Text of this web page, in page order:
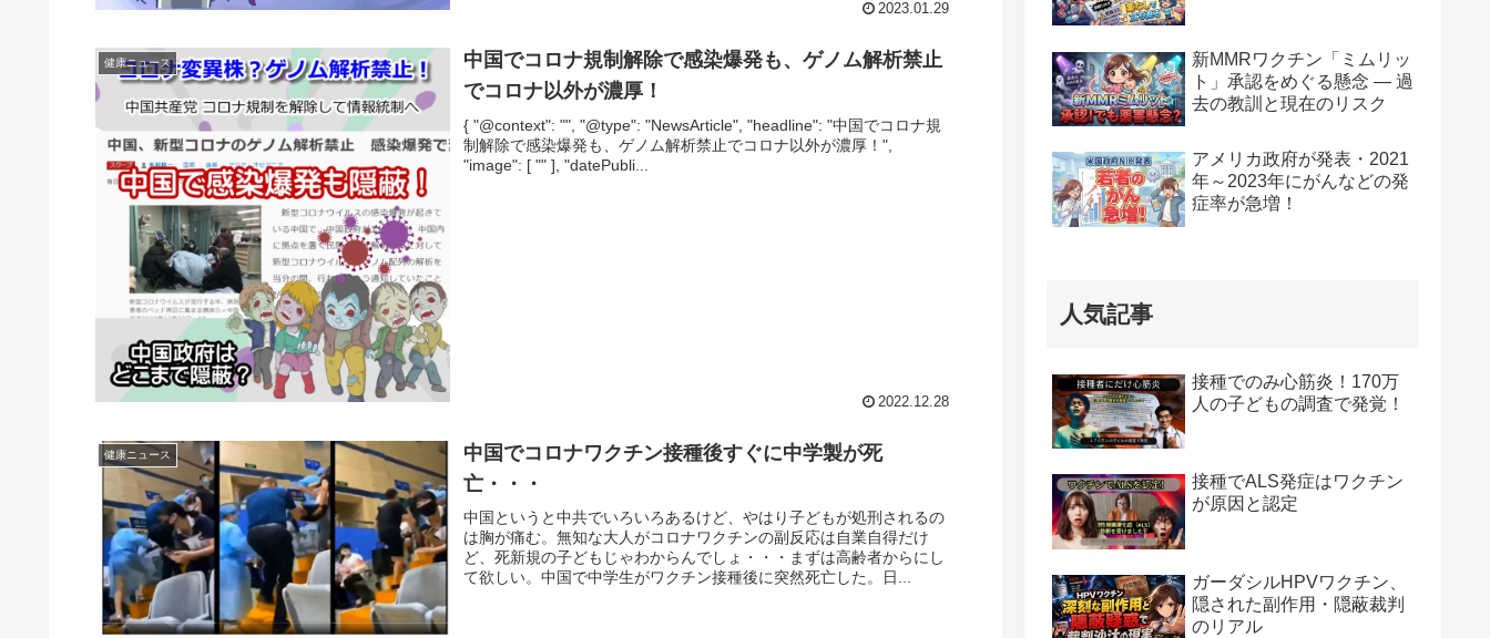
2023.01.29
健康ニュース
中国でコロナ規制解除で感染爆発も、ゲノム解析禁止
でコロナ以外が濃厚！
{ "@context": "", "@type": "NewsArticle", "headline": "中国でコロナ規
制解除で感染爆発も、ゲノム解析禁止でコロナ以外が濃厚！",
"image": [ "" ], "datePubli...
2022.12.28
健康ニュース
中国でコロナワクチン接種後すぐに中学製が死
亡・・・
中国というと中共でいろいろあるけど、やはり子どもが処刑されるの
は胸が痛む。無知な大人がコロナワクチンの副反応は自業自得だけ
ど、死新規の子どもじゃわからんでしょ・・・まずは高齢者からにし
て欲しい。中国で中学生がワクチン接種後に突然死亡した。日...
新MMRワクチン「ミムリッ
ト」承認をめぐる懸念 — 過
去の教訓と現在のリスク
アメリカ政府が発表・2021
年～2023年にがんなどの発
症率が急増！
人気記事
接種でのみ心筋炎！170万
人の子どもの調査で発覚！
接種でALS発症はワクチン
が原因と認定
ガーダシルHPVワクチン、
隠された副作用・隠蔽裁判
のリアル